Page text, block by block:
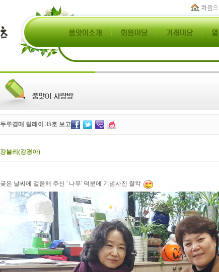
두루경매 릴레이 35호 보고
강블리(강경아)
궂은 날씨에 걸음해 주신 ' 나무' 덕분에 기념사진 찰칵